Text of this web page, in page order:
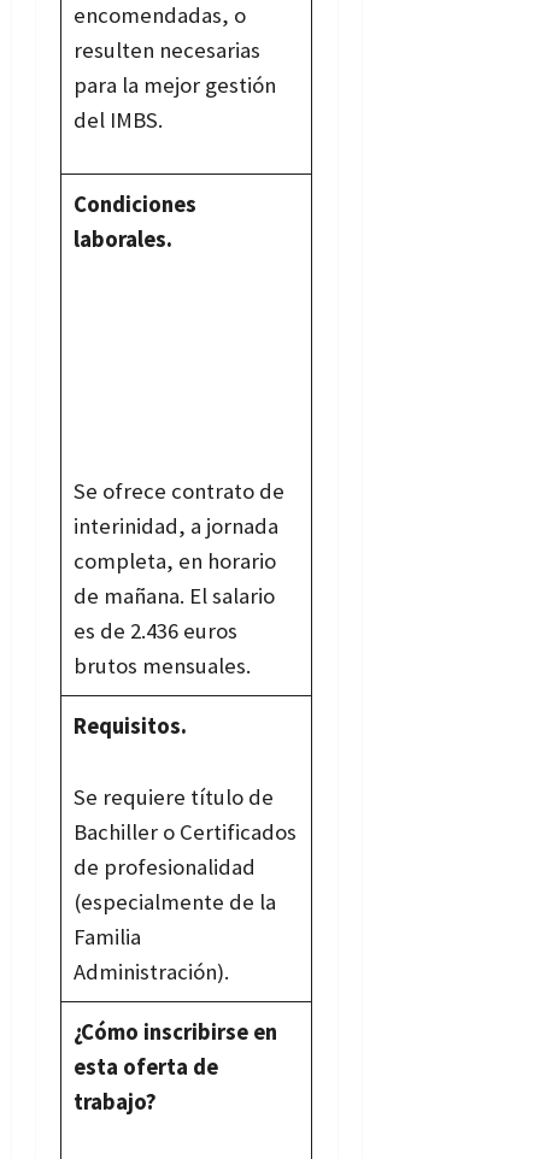
encomendadas, o
resulten necesarias
para la mejor gestión
del IMBS.
Condiciones
laborales.
Se ofrece contrato de
interinidad, a jornada
completa, en horario
de mañana. El salario
es de 2.436 euros
brutos mensuales.
Requisitos.
Se requiere título de
Bachiller o Certificados
de profesionalidad
(especialmente de la
Familia
Administración).
¿Cómo inscribirse en
esta oferta de
trabajo?